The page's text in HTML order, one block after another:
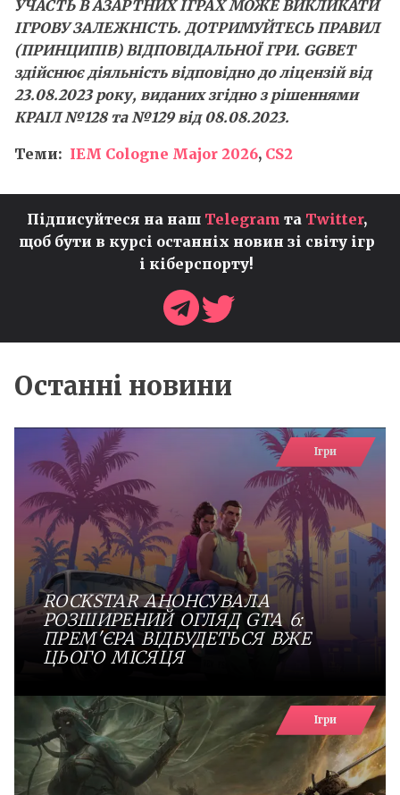
УЧАСТЬ В АЗАРТНИХ ІГРАХ МОЖЕ ВИКЛИКАТИ
ІГРОВУ ЗАЛЕЖНІСТЬ. ДОТРИМУЙТЕСЬ ПРАВИЛ
(ПРИНЦИПІВ) ВІДПОВІДАЛЬНОЇ ГРИ. GGBET
здійснює діяльність відповідно до ліцензій від
23.08.2023 року, виданих згідно з рішеннями
КРАІЛ №128 та №129 від 08.08.2023.
Теми: IEM Cologne Major 2026, CS2
Підписуйтеся на наш Telegram та Twitter,
щоб бути в курсі останніх новин зі світу ігр
і кіберспорту!
Останні новини
Ігри
ROCKSTAR АНОНСУВАЛА
РОЗШИРЕНИЙ ОГЛЯД GTA 6:
ПРЕМ'ЄРА ВІДБУДЕТЬСЯ ВЖЕ
ЦЬОГО МІСЯЦЯ
Ігри